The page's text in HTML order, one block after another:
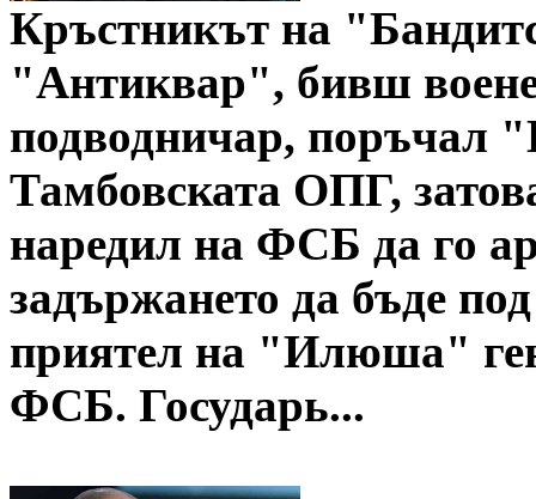
Кръстникът на
"Антиквар", бивш
подводничар, поръчал
Тамбовската ОПГ,
наредил на ФСБ да го
задържането да бъде
приятел на "Илюша"
ФСБ. Государь...